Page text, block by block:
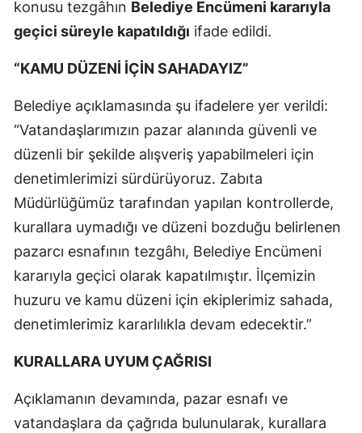
konusu tezgâhın Belediye Encümeni kararıyla
geçici süreyle kapatıldığı ifade edildi.
“KAMU DÜZENİ İÇİN SAHADAYIZ”
Belediye açıklamasında şu ifadelere yer verildi:
“Vatandaşlarımızın pazar alanında güvenli ve
düzenli bir şekilde alışveriş yapabilmeleri için
denetimlerimizi sürdürüyoruz. Zabıta
Müdürlüğümüz tarafından yapılan kontrollerde,
kurallara uymadığı ve düzeni bozduğu belirlenen
pazarcı esnafının tezgâhı, Belediye Encümeni
kararıyla geçici olarak kapatılmıştır. İlçemizin
huzuru ve kamu düzeni için ekiplerimiz sahada,
denetimlerimiz kararlılıkla devam edecektir.”
KURALLARA UYUM ÇAĞRISI
Açıklamanın devamında, pazar esnafı ve
vatandaşlara da çağrıda bulunularak, kurallara